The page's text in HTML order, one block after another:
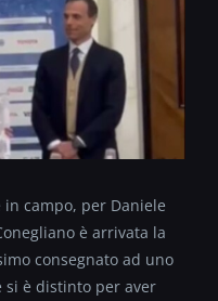
campo, per Daniele
è arrivata la
consegnato ad uno
è distinto per aver